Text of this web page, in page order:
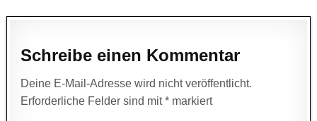
Schreibe einen Kommentar
Deine E-Mail-Adresse wird nicht veröffentlicht.
Erforderliche Felder sind mit* markiert